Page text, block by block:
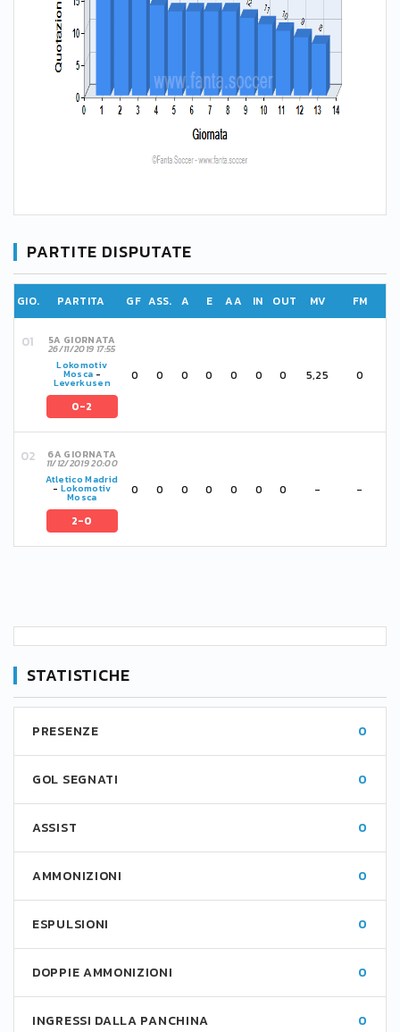
PARTITE DISPUTATE
GIO. PARTITA GF ASS. A E AA IN OUT MV FM
5A GIORNATA
26/11/2019 17:55
Lokomotiv
Mosca -
Leverkusen
0-2
0 0 0 0 0 0 0 5,25 0
6A GIORNATA
11/12/2019 20:00
Atletico Madrid
- Lokomotiv
Mosca
2-0
0 0 0 0 0 0 0 - -
STATISTICHE
PRESENZE 0
GOL SEGNATI 0
ASSIST 0
AMMONIZIONI 0
ESPULSIONI 0
DOPPIE AMMONIZIONI 0
INGRESSI DALLA PANCHINA 0